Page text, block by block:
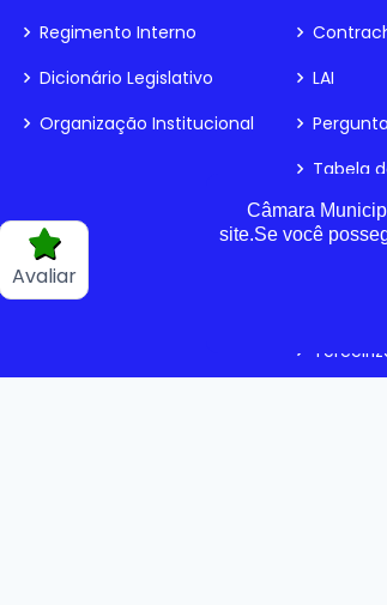
Avaliar
Regimento Interno
Dicionário Legislativo
Organização Institucional
LAI
Tabela
Fiscal
Câmara
site.Se você